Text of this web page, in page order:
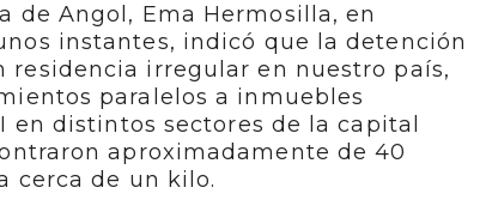
de Angol, Ema Hermosilla, en
instantes, indicó que la detención
irregular en nuestro país,
paralelos a inmuebles
distintos sectores de la capital
aproximadamente de 40
cerca de un kilo.